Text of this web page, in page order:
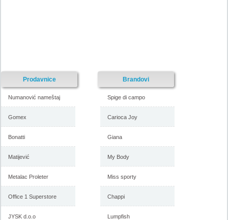
Prodavnice
Numanović nameštaj
Gomex
Bonatti
Matijević
Metalac Proleter
Office 1 Superstore
JYSK d.o.o
Brandovi
Spige di campo
Carioca Joy
Giana
My Body
Miss sporty
Chappi
Lumpfish